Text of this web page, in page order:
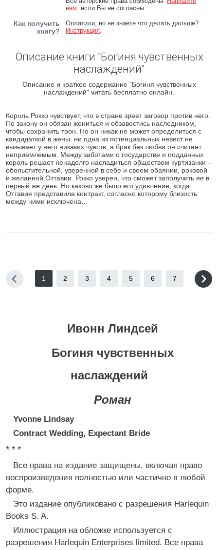
нам, если Вы не согласны.
Как получить
книгу?
Оплатили, но не знаете что делать дальше?
Инструкция.
Описание книги "Богиня чувственных
наслаждений"
Описание и краткое содержание "Богиня чувственных
наслаждений" читать бесплатно онлайн.
Король Рокко чувствует, что в стране зреет заговор против него.
По закону он обязан жениться и обзавестись наследником,
чтобы сохранить трон. Но он никак не может определиться с
кандидаткой в жены: ни одна из потенциальных невест не
вызывает у него никаких чувств, а брак без любви он считает
неприемлемым. Между заботами о государстве и подданных
король решает ненадолго насладиться обществом куртизанки –
обольстительной, уверенной в себе и своем обаянии, роковой
и желанной Оттавии. Рокко уверен, что сможет заполучить ее в
первый же день. Но каково же было его удивление, когда
Оттавия представила контракт, согласно которому близость
между ними исключена…
1 2 3 4 5 6 7
Ивонн Линдсей
Богиня чувственных
наслаждений
Роман
Yvonne Lindsay
Contract Wedding, Expectant Bride
* * *
Все права на издание защищены, включая право
воспроизведения полностью или частично в любой
форме.
Это издание опубликовано с разрешения Harlequin
Books S. A.
Иллюстрация на обложке используется с
разрешения Harlequin Enterprises limited. Все права